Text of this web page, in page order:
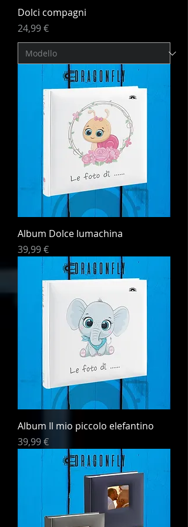
Dolci compagni
Prezzo
24,99 €
Album Dolce lumachina
Prezzo
39,99 €
Album Il mio piccolo elefantino
Prezzo
39,99 €